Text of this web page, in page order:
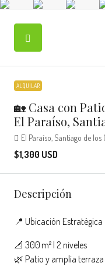
ALQUILAR
🏡 Casa con
El Paraíso,
El Paraíso, Santiago de los
$1,300 USD
Descripción
📍 Ubicación Estratégica
📐 300 m² | 2 niveles
🌿 Patio y amplia terraza